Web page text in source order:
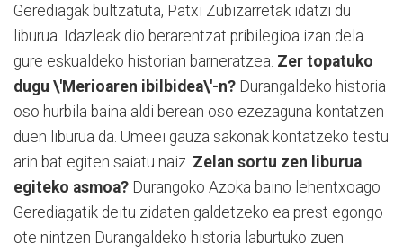
Gerediagak bultzatuta, Patxi Zubizarretak idatzi du
liburua. Idazleak dio berarentzat pribilegioa izan dela
gure eskualdeko historian barneratzea. Zer topatuko
dugu \'Merioaren ibilbidea\'-n? Durangaldeko historia
oso hurbila baina aldi berean oso ezezaguna kontatzen
duen liburua da. Umeei gauza sakonak kontatzeko testu
arin bat egiten saiatu naiz. Zelan sortu zen liburua
egiteko asmoa? Durangoko Azoka baino lehentxoago
Gerediagatik deitu zidaten galdetzeko ea prest egongo
ote nintzen Durangaldeko historia laburtuko zuen